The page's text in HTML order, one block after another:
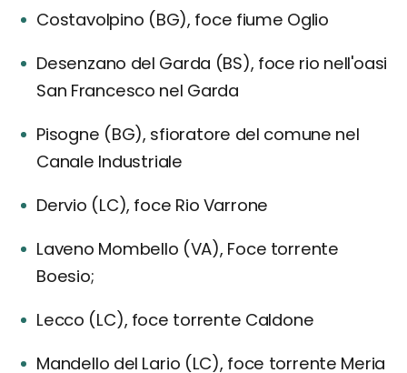
Costavolpino (BG), foce fiume Oglio
Desenzano del Garda (BS), foce rio nell'oasi
San Francesco nel Garda
Pisogne (BG), sfioratore del comune nel
Canale Industriale
Dervio (LC), foce Rio Varrone
Laveno Mombello (VA), Foce torrente
Boesio;
Lecco (LC), foce torrente Caldone
Mandello del Lario (LC), foce torrente Meria